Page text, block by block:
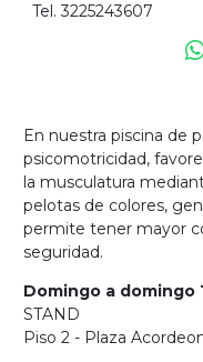
En nuestra piscina de
psicomotricidad,
la musculatura
pelotas de colores,
permite tener mayor
seguridad.
Domingo a domingo
STAND
Piso 2 - Plaza
Tel. 3225243607